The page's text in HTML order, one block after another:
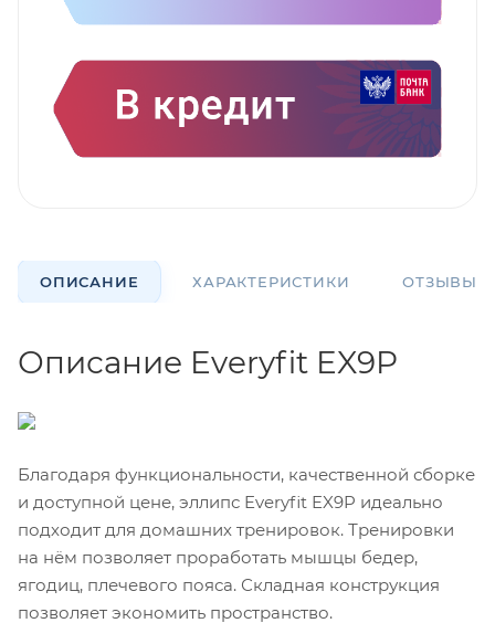
ОПИСАНИЕ ХАРАКТЕРИСТИКИ ОТЗЫВЫ
Описание Everyfit EX9P
Благодаря функциональности, качественной сборке
и доступной цене, эллипс Everyfit EX9P идеально
подходит для домашних тренировок. Тренировки
на нём позволяет проработать мышцы бедер,
ягодиц, плечевого пояса. Складная конструкция
позволяет экономить пространство.